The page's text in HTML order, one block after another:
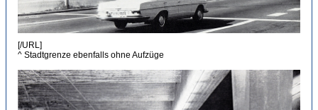
[/URL]
^ Stadtgrenze ebenfalls ohne Aufzüge